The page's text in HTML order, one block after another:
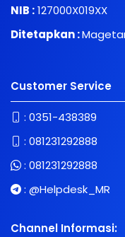
NIB :127000X019XX
Ditetapkan :
Customer Service
: 0351-438389
: 081231292888
: 081231292888
: @Helpdesk_MR
Channel Informasi: